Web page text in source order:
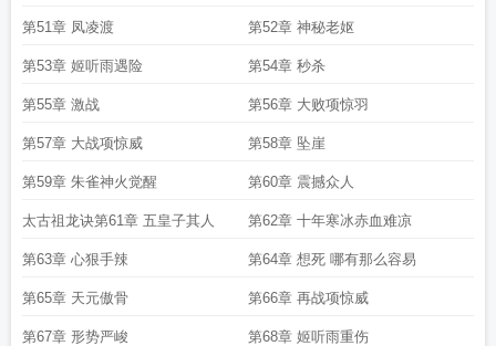
第51章 凤凌渡 第52章 神秘老妪
第53章 姬听雨遇险 第54章 秒杀
第55章 激战 第56章 大败项惊羽
第57章 大战项惊威 第58章 坠崖
第59章 朱雀神火觉醒 第60章 震撼众人
太古祖龙诀第61章 五皇子其人 第62章 十年寒冰赤血难凉
第63章 心狠手辣 第64章 想死 哪有那么容易
第65章 天元傲骨 第66章 再战项惊威
第67章 形势严峻 第68章 姬听雨重伤